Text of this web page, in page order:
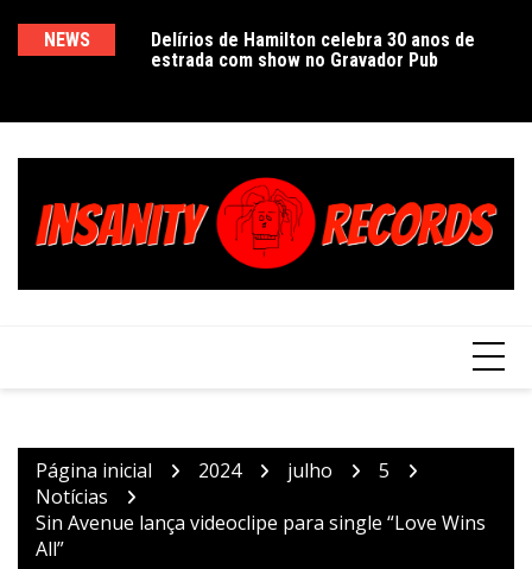
NEWS
“Morte em
universo
Delírios de Hamilton celebra 30 anos de
estrada com show no Gravador Pub
Página inicial 2024 julho
5
Notícias
Sin Avenue lança videoclipe para single “Love Wins
All”